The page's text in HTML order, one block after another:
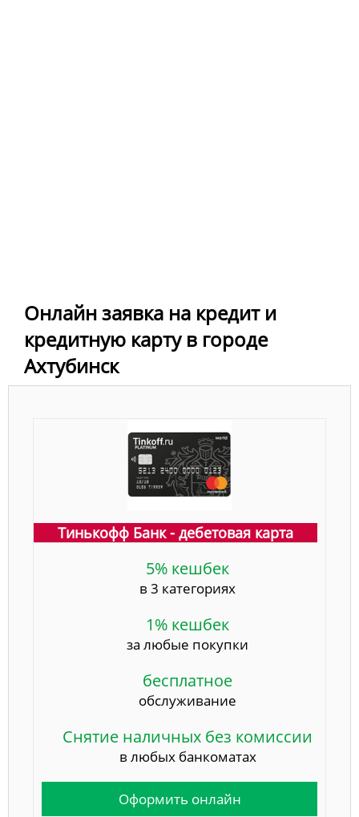
Онлайн заявка на кредит и
кредитную карту в городе
Ахтубинск
Тинькофф Банк - дебетовая карта
5% кешбек
в 3 категориях
1% кешбек
за любые покупки
бесплатное
обслуживание
Снятие наличных без комиссии
в любых банкоматах
Оформить онлайн